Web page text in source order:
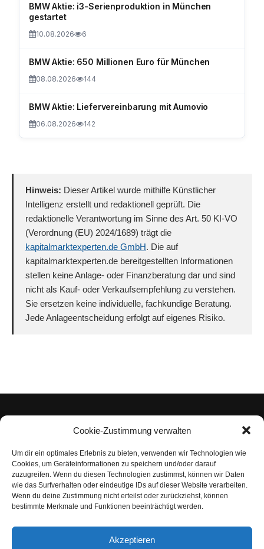
Cookie-Zustimmung verwalten
Um dir ein optimales Erlebnis zu bieten, verwenden wir Technologien wie
Cookies, um Geräteinformationen zu speichern und/oder darauf
zuzugreifen. Wenn du diesen Technologien zustimmst, können wir Daten
wie das Surfverhalten oder eindeutige IDs auf dieser Website verarbeiten.
Wenn du deine Zustimmung nicht erteilst oder zurückziehst, können
bestimmte Merkmale und Funktionen beeinträchtigt werden.
Akzeptieren
BMW Aktie: i3-Serienproduktion in München
gestartet
10.08.2026 6
BMW Aktie: 650 Millionen Euro für München
08.08.2026 144
BMW Aktie: Liefervereinbarung mit Aumovio
06.08.2026 142
Hinweis: Dieser Artikel wurde mithilfe Künstlicher
Intelligenz erstellt und redaktionell geprüft. Die
redaktionelle Verantwortung im Sinne des Art. 50 KI-VO
(Verordnung (EU) 2024/1689) trägt die
kapitalmarktexperten.de GmbH. Die auf
kapitalmarktexperten.de bereitgestellten Informationen
stellen keine Anlage- oder Finanzberatung dar und sind
nicht als Kauf- oder Verkaufsempfehlung zu verstehen.
Sie ersetzen keine individuelle, fachkundige Beratung.
Jede Anlageentscheidung erfolgt auf eigenes Risiko.
Impressum
Datenschutzerklärung
Nutzungsbedingungen | Haftungsausschluss
AGB